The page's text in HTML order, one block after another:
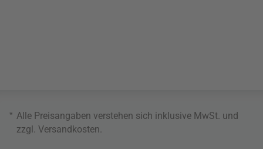
* Alle Preisangaben verstehen sich inklusive MwSt. und
zzgl. Versandkosten